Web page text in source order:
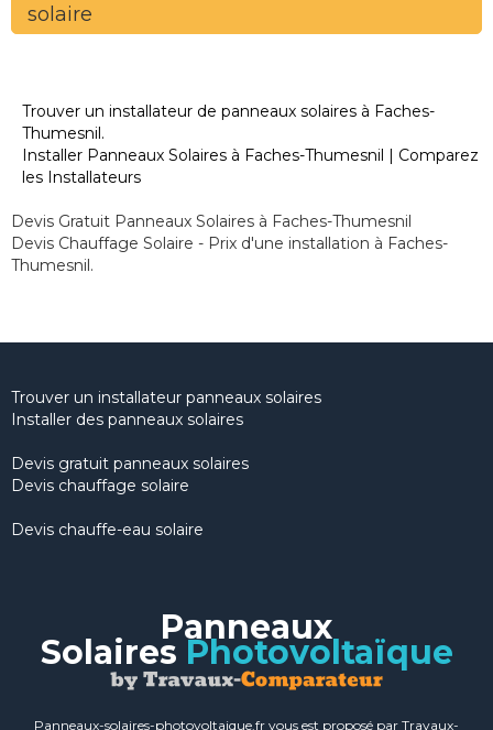
solaire
Trouver un installateur de panneaux solaires à Faches-
Thumesnil.
Installer Panneaux Solaires à Faches-Thumesnil | Comparez
les Installateurs
Devis Gratuit Panneaux Solaires à Faches-Thumesnil
Devis Chauffage Solaire - Prix d'une installation à Faches-
Thumesnil.
Trouver un installateur panneaux solaires
Installer des panneaux solaires
Devis gratuit panneaux solaires
Devis chauffage solaire
Devis chauffe-eau solaire
Panneaux
Solaires Photovoltaïque
Panneaux-solaires-photovoltaique.fr vous est proposé par Travaux-